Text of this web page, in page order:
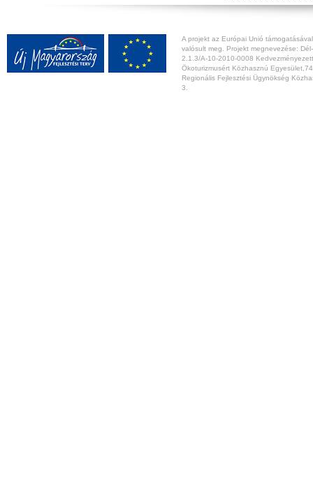
A projekt az Európai Unió
valósult meg. Projekt megnevezése:
2.1.3/A-10-2010-0008
Ökoturizmusért Közhasznú
Regionális Fejlesztési Ügynökség
3.